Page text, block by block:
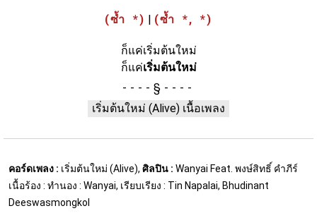
(ซ้ำ *) (ซ้ำ *, *)
ก็แค่เริ่มต้นใหม่
ก็แค่เริ่มต้นใหม่
§
เริ่มต้นใหม่ (Alive) เนื้อเพลง
คอร์ดเพลง : เริ่มต้นใหม่ (Alive), ศิลปิน : Wanyai Feat. พงษ์สิทธิ์ คำภีร์
เนื้อร้อง : ทำนอง : Wanyai, เรียบเรียง : Tin Napalai, Bhudinant
Deeswasmongkol